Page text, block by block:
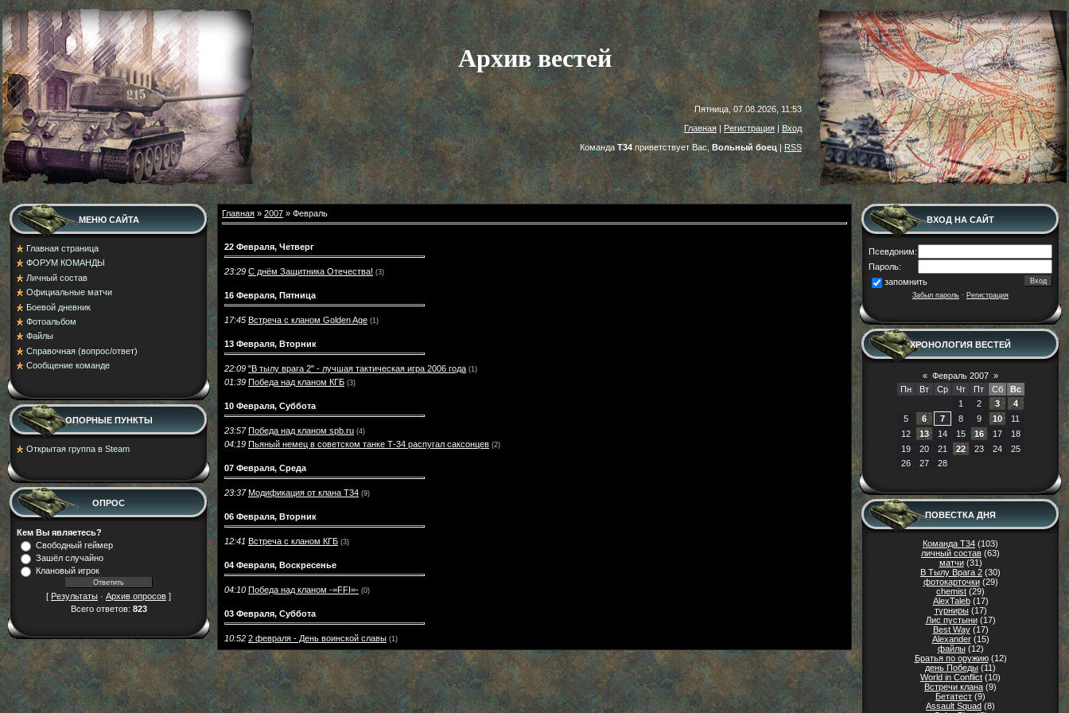
Архив вестей
Пятница, 07.08.2026, 11:53
Главная| Регистрация|Вход
КомандаТ34приветствует Вас, Вольный боец|RSS
МЕНЮ САЙТА
Главная страница
ФОРУМ КОМАНДЫ
Личный состав
Официальные матчи
Боевой дневник
Фотоальбом
Файлы
Справочная (вопрос/ответ)
Cообщение команде
ОПОРНЫЕ ПУНКТЫ
Открытая группа в Steam
ОПРОС
Кем Вы являетесь?
Свободный геймер
Зашёл случайно
Клановый игрок
[ Результаты · Архив опросов ]
Всего ответов: 823
Главная » 2007 » Февраль
22 Февраля, Четверг
23:29 С днём Защитника Отечества! (3)
16 Февраля, Пятница
17:45 Встреча с кланом Golden Age (1)
13 Февраля, Вторник
22:09 "В тылу врага 2" - лучшая тактическая игра 2006 года (1)
01:39 Победа над кланом КГБ (3)
10 Февраля, Суббота
23:57 Победа над кланом spb.ru (4)
04:19 Пьяный немец в советском танке Т-34 распугал саксонцев (2)
07 Февраля, Среда
23:37 Модификация от клана Т34 (9)
06 Февраля, Вторник
12:41 Встреча с кланом КГБ (3)
04 Февраля, Воскресенье
04:10 Победа над кланом -=FFI=- (0)
03 Февраля, Суббота
10:52 2 февраля - День воинской славы (1)
ВХОД НА САЙТ
Псевдоним:
Пароль:
запомнить
Забыл пароль · Регистрация
ХРОНОЛОГИЯ ВЕСТЕЙ
« Февраль 2007 »
Пн
Вт Ср Чт Пт Сб
Вс
1
2 3
4
5
6 7 8 9 10
11
12
13 14 15 16 17
18
19
20 21 22 23 24
25
26
27 28
ПОВЕСТКА ДНЯ
Команда Т34 (103)
личный состав (63)
матчи(31)
В Тылу Врага 2 (30)
фотокарточки(29)
chemist (29)
AlexTaleb(17)
турниры(17)
Лис пустыни(17)
Best Way(17)
Alexander(15)
файлы(12)
Братья по оружию(12)
день Победы (11)
World in Conflict (10)
Встречи клана (9)
Бетатест (9)
Assault Squad (8)